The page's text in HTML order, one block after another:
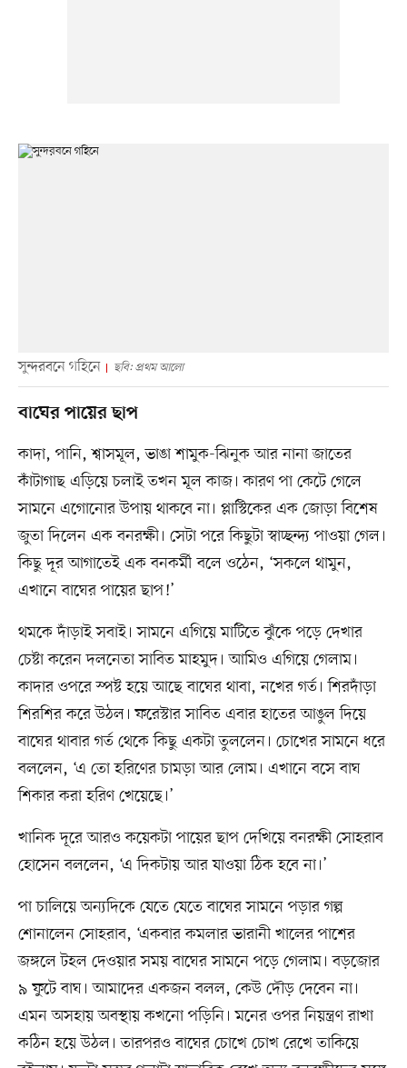
সুন্দরবনে গহিনে ছবি: প্রথম আলো
বাঘের পায়ের ছাপ
কাদা, পানি, শ্বাসমূল, ভাঙা শামুক-ঝিনুক আর নানা জাতের
কাঁটাগাছ এড়িয়ে চলাই তখন মূল কাজ। কারণ পা কেটে গেলে
সামনে এগোনোর উপায় থাকবে না। প্লাস্টিকের এক জোড়া বিশেষ
জুতা দিলেন এক বনরক্ষী। সেটা পরে কিছুটা স্বাচ্ছন্দ্য পাওয়া গেল।
কিছু দূর আগাতেই এক বনকর্মী বলে ওঠেন, ‘সকলে থামুন,
এখানে বাঘের পায়ের ছাপ!’
থমকে দাঁড়াই সবাই। সামনে এগিয়ে মাটিতে ঝুঁকে পড়ে দেখার
চেষ্টা করেন দলনেতা সাবিত মাহমুদ। আমিও এগিয়ে গেলাম।
কাদার ওপরে স্পষ্ট হয়ে আছে বাঘের থাবা, নখের গর্ত। শিরদাঁড়া
শিরশির করে উঠল। ফরেস্টার সাবিত এবার হাতের আঙুল দিয়ে
বাঘের থাবার গর্ত থেকে কিছু একটা তুললেন। চোখের সামনে ধরে
বললেন, ‘এ তো হরিণের চামড়া আর লোম। এখানে বসে বাঘ
শিকার করা হরিণ খেয়েছে।’
খানিক দূরে আরও কয়েকটা পায়ের ছাপ দেখিয়ে বনরক্ষী সোহরাব
হোসেন বললেন, ‘এ দিকটায় আর যাওয়া ঠিক হবে না।’
পা চালিয়ে অন্যদিকে যেতে যেতে বাঘের সামনে পড়ার গল্প
শোনালেন সোহরাব, ‘একবার কমলার ভারানী খালের পাশের
জঙ্গলে টহল দেওয়ার সময় বাঘের সামনে পড়ে গেলাম। বড়জোর
৯ ফুটে বাঘ। আমাদের একজন বলল, কেউ দৌড় দেবেন না।
এমন অসহায় অবস্থায় কখনো পড়িনি। মনের ওপর নিয়ন্ত্রণ রাখা
কঠিন হয়ে উঠল। তারপরও বাঘের চোখে চোখ রেখে তাকিয়ে